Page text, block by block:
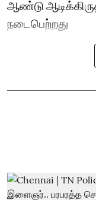
ஆண்டு
நடைபெற்றது